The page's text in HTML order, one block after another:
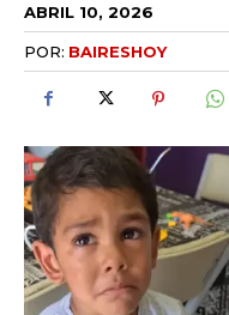
ABRIL 10, 2026
POR: BAIRESHOY